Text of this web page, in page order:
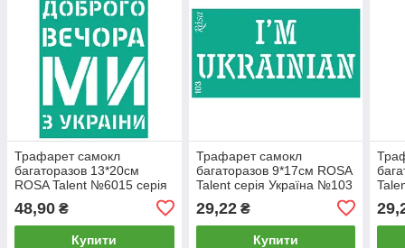
Трафарет самокл
багаторазов 13*20см
ROSA Talent №6015 серія
48,90 ₴
Купити
Трафарет самокл
багаторазов 9*17см ROSA
Talent серія Україна №103
29,22₴
Купити